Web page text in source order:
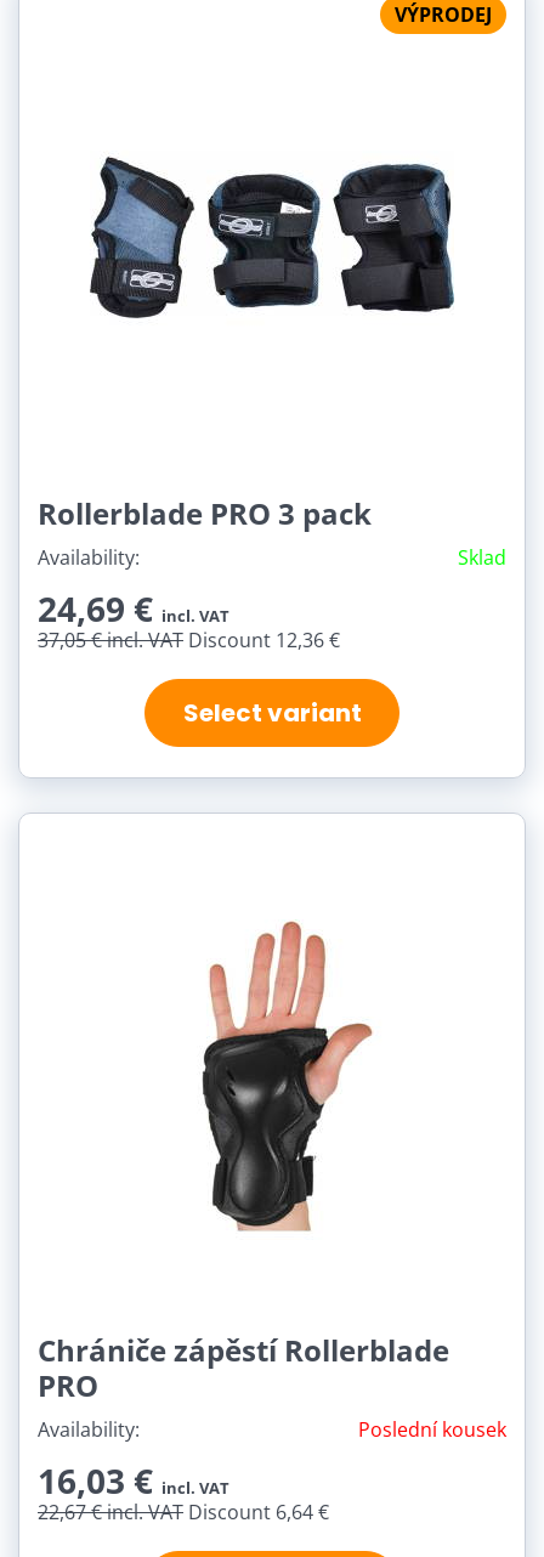
VÝPRODEJ
Rollerblade PRO 3 pack
Availability: Sklad
24,69 € incl. VAT
37,05 €incl. VAT Discount 12,36 €
Select variant
Chrániče zápěstí Rollerblade
PRO
Availability: Poslední kousek
16,03 € incl. VAT
22,67 €incl. VAT Discount 6,64 €